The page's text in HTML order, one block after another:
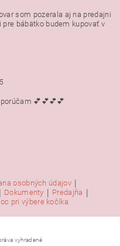
som pozerala aj na predajni
bábätko budem kupovať v
💕💕💕💕
osobných údajov |
| Dokumenty | Predajňa |
pri výbere kočíka
vyhradené